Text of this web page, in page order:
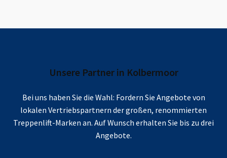
Unsere Partner in Kolbermoor
Bei uns haben Sie die Wahl: Fordern Sie Angebote von
lokalen Vertriebspartnern der großen, renommierten
Treppenlift-Marken an. Auf Wunsch erhalten Sie bis zu drei
Angebote.